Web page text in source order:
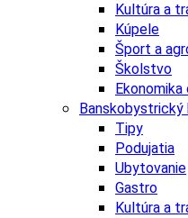
Kultúra a
Kúpele
Šport a
Školstvo
Banskobystrický
Tipy
Podujatia
Ubytovanie
Gastro
Kultúra a